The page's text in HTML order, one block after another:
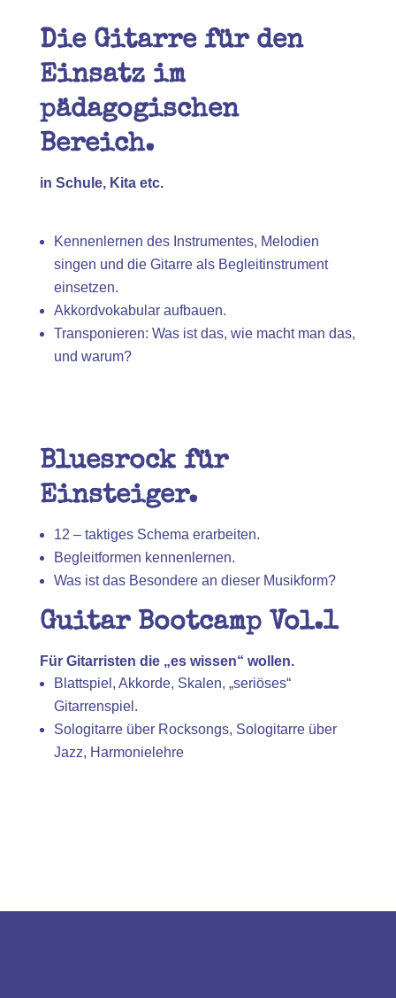
Die Gitarre für den
Einsatz im
pädagogischen
Bereich.
in Schule, Kita etc.
Kennenlernen des Instrumentes, Melodien
singen und die Gitarre als Begleitinstrument
einsetzen.
Akkordvokabular aufbauen.
Transponieren: Was ist das, wie macht man das,
und warum?
Bluesrock für
Einsteiger.
12 – taktiges Schema erarbeiten.
Begleitformen kennenlernen.
Was ist das Besondere an dieser Musikform?
Guitar Bootcamp Vol.1
Für Gitarristen die „es wissen“ wollen.
Blattspiel, Akkorde, Skalen, „seriöses“
Gitarrenspiel.
Sologitarre über Rocksongs, Sologitarre über
Jazz, Harmonielehre